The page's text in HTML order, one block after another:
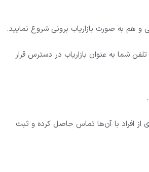
هم به صورت بازاریاب برونی شروع نمایید.
شما به عنوان بازاریاب در دسترس قرار
از افراد با آن‌ها تماس حاصل کرده و ثبت